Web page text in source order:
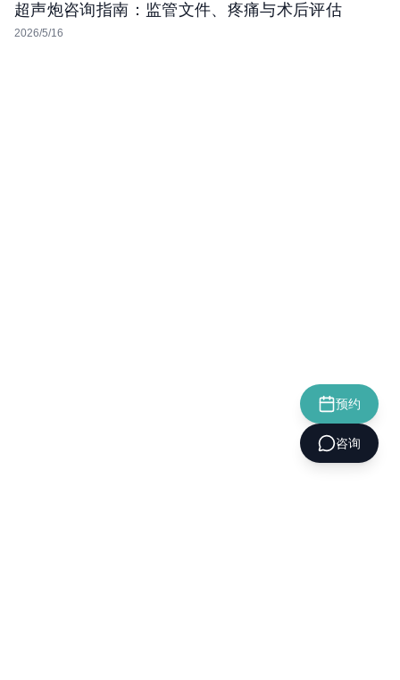
超声炮咨询指南：监管文件、疼痛与术后评估
2026/5/16
预约
咨询